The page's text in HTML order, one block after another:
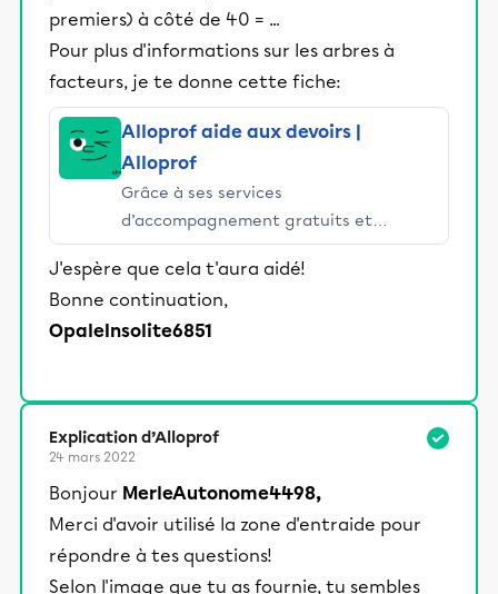
premiers) à côté de 40 = ...
Pour plus d'informations sur les arbres à
facteurs, je te donne cette fiche:
Alloprof aide aux devoirs |
Alloprof
Grâce à ses services
d’accompagnement gratuits et
stimulants, Alloprof engage les élèves
et leurs parents dans la réussite
éducative.
J'espère que cela t'aura aidé!
Bonne continuation,
OpaleInsolite6851
Explication d’Alloprof
24 mars 2022
Bonjour MerleAutonome4498,
Merci d'avoir utilisé la zone d'entraide pour
répondre à tes questions!
Selon l'image que tu as fournie, tu sembles